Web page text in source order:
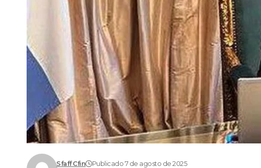
Sfaff Cfin Publicado 7 de agosto de 2025